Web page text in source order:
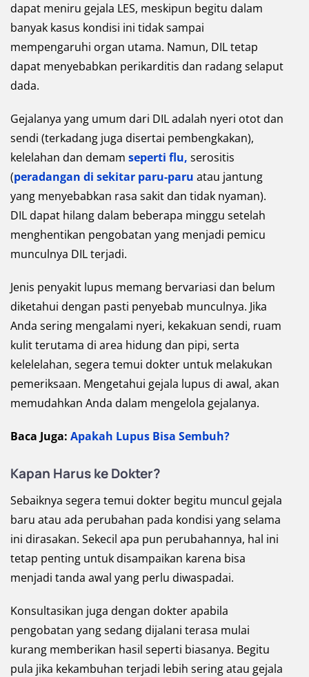
dapat meniru gejala LES, meskipun begitu dalam
banyak kasus kondisi ini tidak sampai
mempengaruhi organ utama. Namun, DIL tetap
dapat menyebabkan perikarditis dan radang selaput
dada.
Gejalanya yang umum dari DIL adalah nyeri otot dan
sendi (terkadang juga disertai pembengkakan),
kelelahan dan demam seperti flu, serositis
(peradangan di sekitar paru-paru atau jantung
yang menyebabkan rasa sakit dan tidak nyaman).
DIL dapat hilang dalam beberapa minggu setelah
menghentikan pengobatan yang menjadi pemicu
munculnya DIL terjadi.
Jenis penyakit lupus memang bervariasi dan belum
diketahui dengan pasti penyebab munculnya. Jika
Anda sering mengalami nyeri, kekakuan sendi, ruam
kulit terutama di area hidung dan pipi, serta
kelelelahan, segera temui dokter untuk melakukan
pemeriksaan. Mengetahui gejala lupus di awal, akan
memudahkan Anda dalam mengelola gejalanya.
Baca Juga: Apakah Lupus Bisa Sembuh?
Kapan Harus ke Dokter?
Sebaiknya segera temui dokter begitu muncul gejala
baru atau ada perubahan pada kondisi yang selama
ini dirasakan. Sekecil apa pun perubahannya, hal ini
tetap penting untuk disampaikan karena bisa
menjadi tanda awal yang perlu diwaspadai.
Konsultasikan juga dengan dokter apabila
pengobatan yang sedang dijalani terasa mulai
kurang memberikan hasil seperti biasanya. Begitu
pula jika kekambuhan terjadi lebih sering atau gejala